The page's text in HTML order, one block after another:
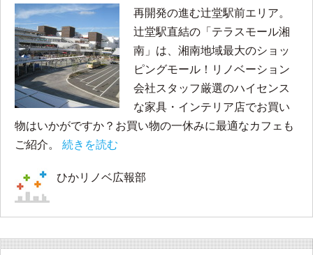
再開発の進む辻堂駅前エリア。
辻堂駅直結の「テラスモール湘
南」は、湘南地域最大のショッ
ピングモール！リノベーション
会社スタッフ厳選のハイセンス
な家具・インテリア店でお買い
物はいかがですか？お買い物の一休みに最適なカフェも
ご紹介。 続きを読む
ひかリノベ広報部